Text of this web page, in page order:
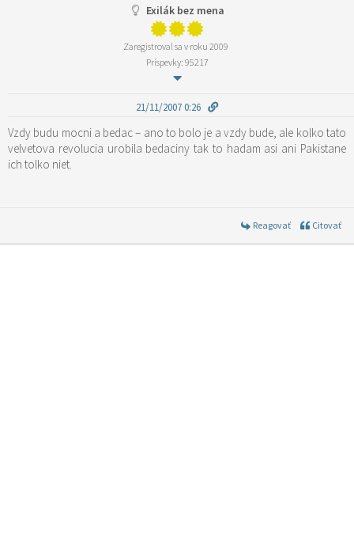
Exilák bez mena
Zaregistroval sa v roku 2009
Príspevky: 95217
21/11/2007 0:26
Vzdy budu mocni a bedac – ano to bolo je a vzdy bude, ale kolko tato
velvetova revolucia urobila bedaciny tak to hadam asi ani Pakistane
ich tolko niet.
Reagovať Citovať